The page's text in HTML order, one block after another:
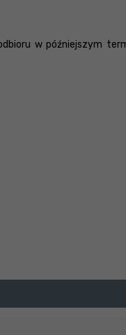
w późniejszym